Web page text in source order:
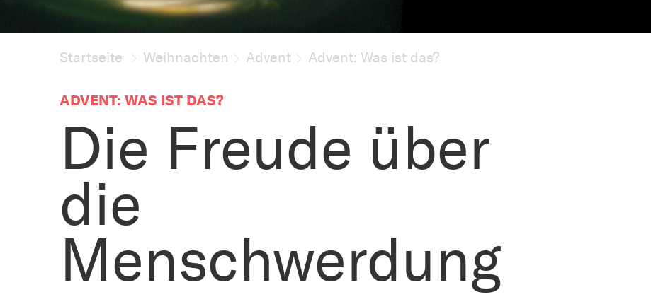
Startseite Weihnachten Advent Advent: Was ist das?
ADVENT: WAS IST DAS?
Die Freude über
die
Menschwerdung